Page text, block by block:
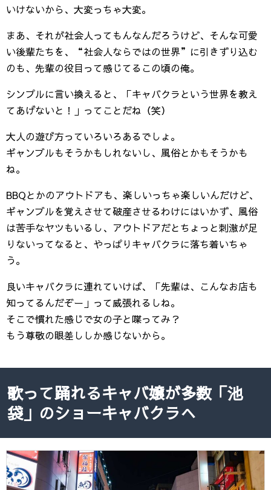
いけないから、大変っちゃ大変。
まあ、それが社会人ってもんなんだろうけど、そんな可愛
い後輩たちを、“社会人ならではの世界”に引きずり込む
のも、先輩の役目って感じてるこの頃の俺。
シンプルに言い換えると、「キャバクラという世界を教え
てあげないと！」ってことだね（笑）
大人の遊び方っていろいろあるでしょ。
ギャンブルもそうかもしれないし、風俗とかもそうかも
ね。
BBQとかのアウトドアも、楽しいっちゃ楽しいんだけど、
ギャンブルを覚えさせて破産させるわけにはいかず、風俗
は苦手なヤツもいるし、アウトドアだとちょっと刺激が足
りないってなると、やっぱりキャバクラに落ち着いちゃ
う。
良いキャバクラに連れていけば、「先輩は、こんなお店も
知ってるんだぞー」って威張れるしね。
そこで慣れた感じで女の子と喋ってみ？
もう尊敬の眼差ししか感じないから。
歌って踊れるキャバ嬢が多数「池
袋」のショーキャバクラへ